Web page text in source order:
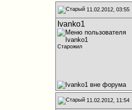
11.02.2012, 03:55
Ivanko1
Старожил
11.02.2012, 11:54